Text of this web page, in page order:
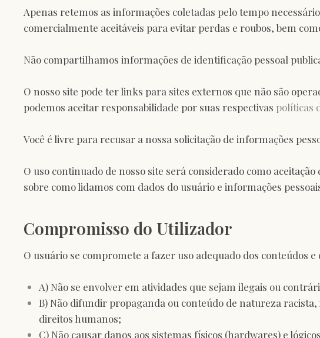
Apenas retemos as informações coletadas pelo tempo
comercialmente aceitáveis ​​para evitar perdas e roubos, bem
Não compartilhamos informações de identificação pessoal
O nosso site pode ter links para sites externos que não são
podemos aceitar responsabilidade por suas respectivas políticas
Você é livre para recusar a nossa solicitação de informações
O uso continuado de nosso site será considerado como
sobre como lidamos com dados do usuário e informações
Compromisso do Utilizador
O usuário se compromete a fazer uso adequado dos conteúdos
A) Não se envolver em atividades que sejam ilegais ou
B) Não difundir propaganda ou conteúdo de natureza racista,
direitos humanos;
C) Não causar danos aos sistemas físicos (hardwares) e